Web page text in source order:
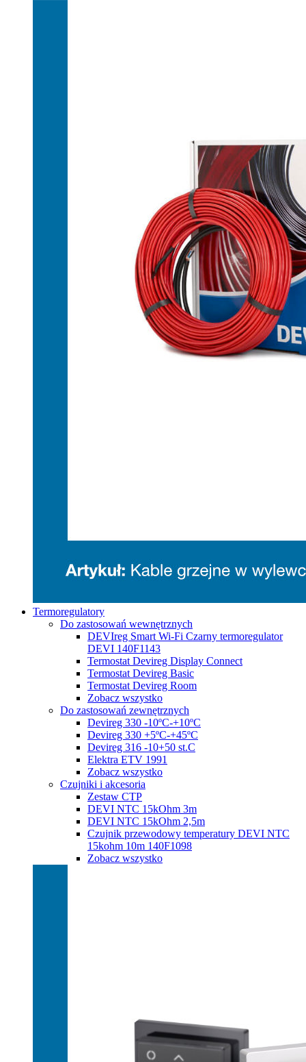
Termoregulatory
Do zastosowań wewnętrznych
DEVIreg Smart Wi-Fi Czarny termoregulator
DEVI 140F1143
Termostat Devireg Display Connect
Termostat Devireg Basic
Termostat Devireg Room
Zobacz wszystko
Do zastosowań zewnętrznych
Devireg 330 -10ºC-+10ºC
Devireg 330 +5ºC-+45ºC
Devireg 316 -10+50 st.C
Elektra ETV 1991
Zobacz wszystko
Czujniki i akcesoria
Zestaw CTP
DEVI NTC 15kOhm 3m
DEVI NTC 15kOhm 2,5m
Czujnik przewodowy temperatury DEVI NTC
15kohm 10m 140F1098
Zobacz wszystko